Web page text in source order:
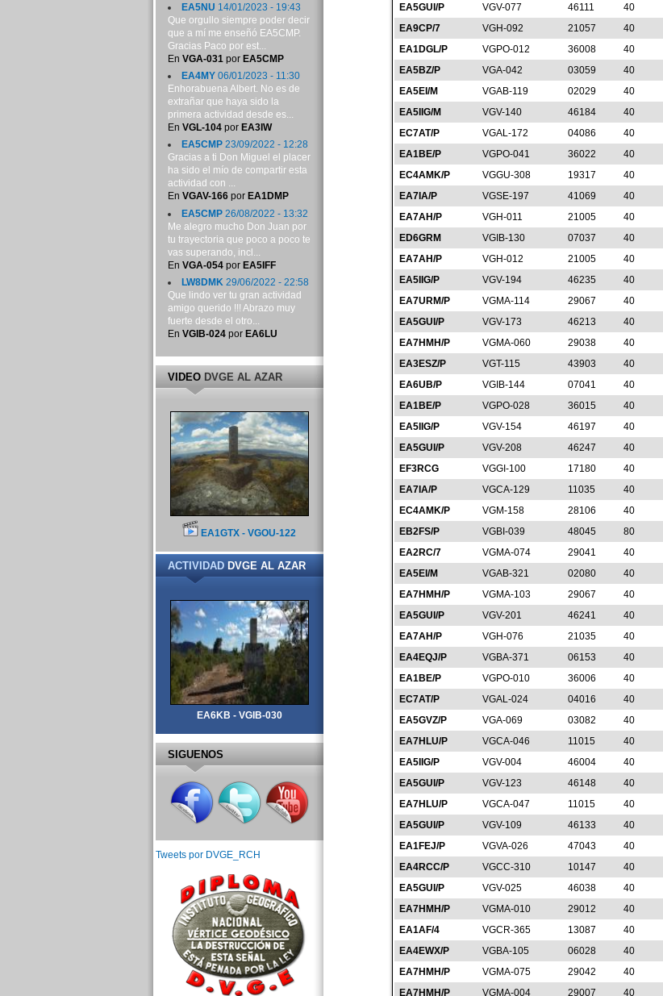
EA5GUI/P
VGV-077 46111 40
EA9CP/7
VGH-092 21057 40
EA1DGL/P
VGPO-012 36008 40
EA5BZ/P
VGA-042 03059 40
EA5EI/M
VGAB-119 02029 40
EA5IIG/M
VGV-140 46184 40
EC7AT/P
VGAL-172 04086 40
EA1BE/P
VGPO-041 36022 40
EC4AMK/P
VGGU-308 19317 40
EA7IA/P
VGSE-197 41069 40
EA7AH/P
VGH-011 21005 40
ED6GRM
VGIB-130 07037 40
EA7AH/P
VGH-012 21005 40
EA5IIG/P
VGV-194 46235 40
EA7URM/P
VGMA-114 29067 40
EA5GUI/P
VGV-173 46213 40
EA7HMH/P
VGMA-060 29038 40
EA3ESZ/P
VGT-115 43903 40
EA6UB/P
VGIB-144 07041 40
EA1BE/P
VGPO-028 36015 40
EA5IIG/P
VGV-154 46197 40
EA5GUI/P
VGV-208 46247 40
EF3RCG
VGGI-100 17180 40
EA7IA/P
VGCA-129 11035 40
EC4AMK/P
VGM-158 28106 40
EB2FS/P
VGBI-039 48045 80
EA2RC/7
VGMA-074 29041 40
EA5EI/M
VGAB-321 02080 40
EA7HMH/P
VGMA-103 29067 40
EA5GUI/P
VGV-201 46241 40
EA7AH/P
VGH-076 21035 40
EA4EQJ/P
VGBA-371 06153 40
EA1BE/P
VGPO-010 36006 40
EC7AT/P
VGAL-024 04016 40
EA5GVZ/P
VGA-069 03082 40
EA7HLU/P
VGCA-046 11015 40
EA5IIG/P
VGV-004 46004 40
EA5GUI/P
VGV-123 46148 40
EA7HLU/P
VGCA-047 11015 40
EA5GUI/P
VGV-109 46133 40
EA1FEJ/P
VGVA-026 47043 40
EA4RCC/P
VGCC-310 10147 40
EA5GUI/P
VGV-025 46038 40
EA7HMH/P
VGMA-010 29012 40
EA1AF/4
VGCR-365 13087 40
EA4EWX/P
VGBA-105 06028 40
EA7HMH/P
VGMA-075 29042 40
EA7HMH/P
VGMA-004 29007 40
EA5NU 14/01/2023 - 19:43
Que orgullo siempre poder decir
que a mí me enseñó EA5CMP.
Gracias Paco por est...
En VGA-031 por EA5CMP
EA4MY06/01/2023 - 11:30
Enhorabuena Albert. No es de
extrañar que haya sido la
primera actividad desde es...
En VGL-104por EA3IW
EA5CMP23/09/2022 - 12:28
Gracias a ti Don Miguel el placer
ha sido el mío de compartir esta
actividad con ...
En VGAV-166por EA1DMP
EA5CMP26/08/2022 - 13:32
Me alegro mucho Don Juan por
tu trayectoria que poco a poco te
vas superando, incl...
En VGA-054por EA5IFF
LW8DMK29/06/2022 - 22:58
Que lindo ver tu gran actividad
amigo querido !!! Abrazo muy
fuerte desde el otro...
En VGIB-024por EA6LU
VIDEODVGE AL AZAR
EA1GTX - VGOU-122
ACTIVIDADDVGE AL AZAR
EA6KB - VGIB-030
SIGUENOS
Tweets por DVGE_RCH